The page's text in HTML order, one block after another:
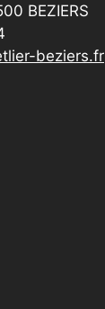
BEZIERS
beziers.fr